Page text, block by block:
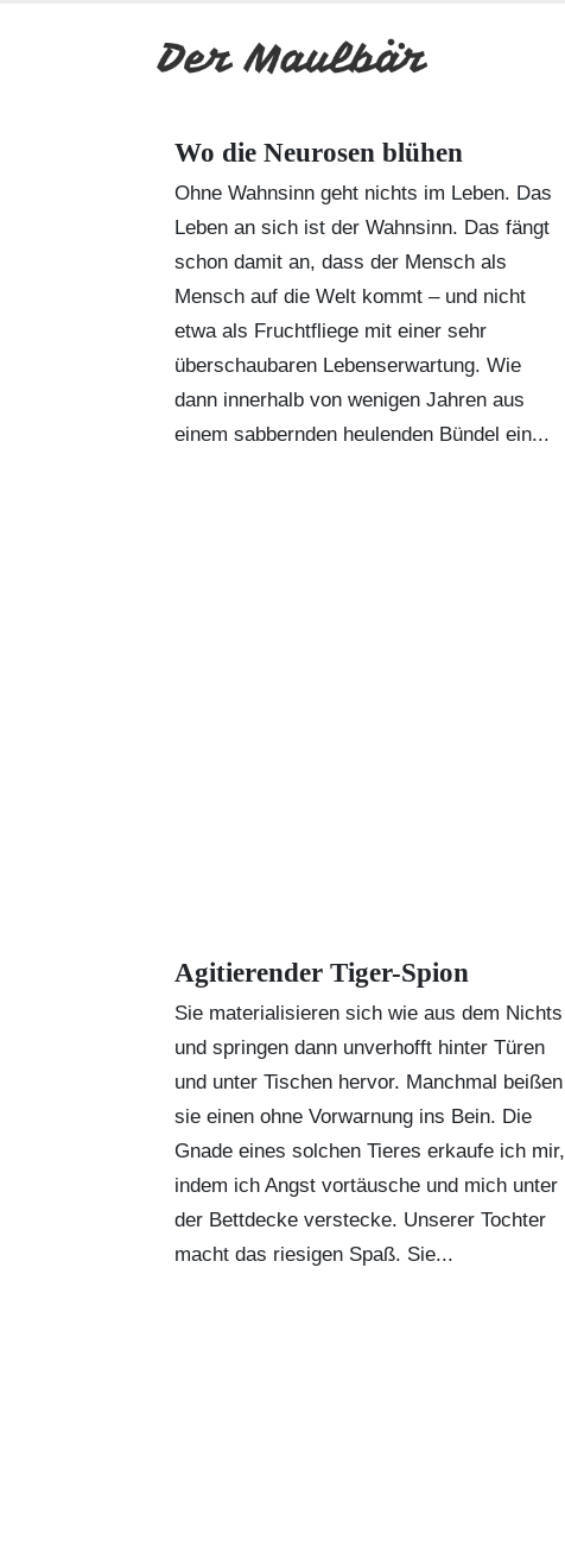
Wo die Neurosen blühen
Ohne Wahnsinn geht nichts im Leben. Das
Leben an sich ist der Wahnsinn. Das fängt
schon damit an, dass der Mensch als
Mensch auf die Welt kommt – und nicht
etwa als Fruchtfliege mit einer sehr
überschaubaren Lebenserwartung. Wie
dann innerhalb von wenigen Jahren aus
einem sabbernden heulenden Bündel ein...
Agitierender Tiger-Spion
Sie materialisieren sich wie aus dem Nichts
und springen dann unverhofft hinter Türen
und unter Tischen hervor. Manchmal beißen
sie einen ohne Vorwarnung ins Bein. Die
Gnade eines solchen Tieres erkaufe ich mir,
indem ich Angst vortäusche und mich unter
der Bettdecke verstecke. Unserer Tochter
macht das riesigen Spaß. Sie...